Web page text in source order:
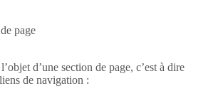
page
d’une section de page, c’est à dire
de navigation :